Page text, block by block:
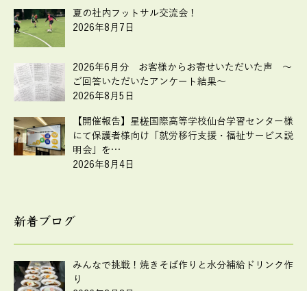
夏の社内フットサル交流会！
2026年8月7日
2026年6月分 お客様からお寄せいただいた声 ～
ご回答いただいたアンケート結果～
2026年8月5日
【開催報告】星槎国際高等学校仙台学習センター様
にて保護者様向け「就労移行支援・福祉サービス説
明会」を…
2026年8月4日
新着ブログ
みんなで挑戦！焼きそば作りと水分補給ドリンク作
り